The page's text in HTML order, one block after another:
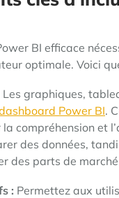
BI efficace
optimale. Voici
Les graphiques,
Power BI.
compréhension et
des données,
des parts de
: Permettez aux